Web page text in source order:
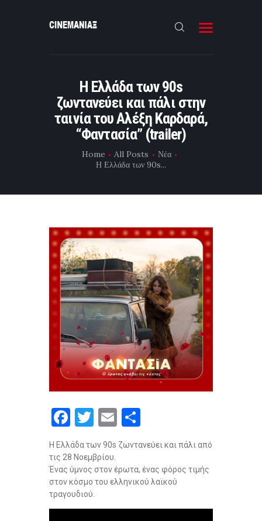
Η Ελλάδα των 90s
ζωντανεύει και πάλι στην
ταινία του Αλέξη Καρδαρά,
“Φαντασία” (trailer)
Home All Posts
Νέα
Η Ελλάδα των 90s...
ΝΕΑ
ΣΥΝΕΝΤΕΥΞΗ
FILMMAKING
ΜΙΚΡΟΥ ΜΗΚΟΥΣ
F
a
ce
b
o
o
T
wi
tt
er
E
m
ail ar
e
Η Ελλάδα των 90s ζωντανεύει και πάλι από
τις 28 Νοεμβρίου.
Ένας ύμνος στον έρωτα, ένας φόρος τιμής
στον κόσμο του ελληνικού λαϊκού
τραγουδιού.